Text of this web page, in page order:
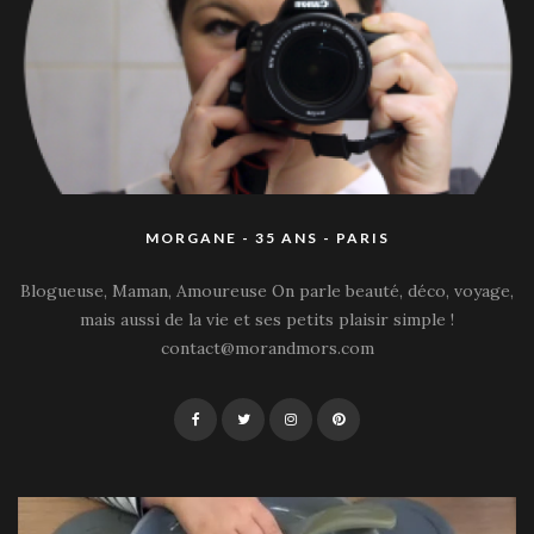
MORGANE - 35 ANS - PARIS
Blogueuse, Maman, Amoureuse On parle beauté, déco, voyage,
mais aussi de la vie et ses petits plaisir simple !
contact@morandmors.com